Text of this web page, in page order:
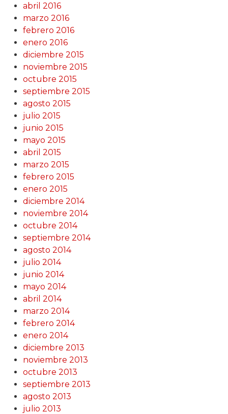
abril 2016
marzo 2016
febrero 2016
enero 2016
diciembre 2015
noviembre 2015
octubre 2015
septiembre 2015
agosto 2015
julio 2015
junio 2015
mayo 2015
abril 2015
marzo 2015
febrero 2015
enero 2015
diciembre 2014
noviembre 2014
octubre 2014
septiembre 2014
agosto 2014
julio 2014
junio 2014
mayo 2014
abril 2014
marzo 2014
febrero 2014
enero 2014
diciembre 2013
noviembre 2013
octubre 2013
septiembre 2013
agosto 2013
julio 2013